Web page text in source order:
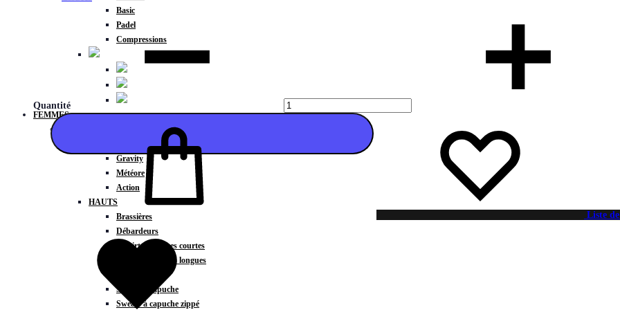
Basic
Padel
Compressions
FEMMES
Gravity
Météore
Action
HAUTS
Brassières
Débardeurs
T-shirts manches courtes
T-shirts manches longues
Sweats à capuche
Sweats à capuche zippé
Quantité
Liste